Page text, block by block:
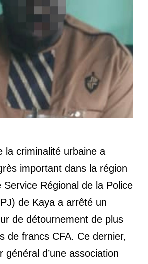
la criminalité urbaine a
important dans la région
Service Régional de la Police
de Kaya a arrêté un
de détournement de plus
de francs CFA. Ce dernier,
général d’une association